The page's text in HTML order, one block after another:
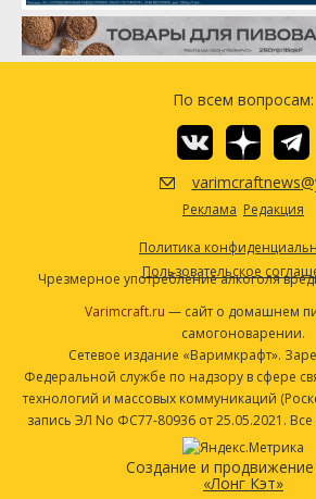
По всем вопросам:
Реклама Редакция
Политика
Пользовательское
Чрезмерное употребление алкоголя
Varimcraft.ru — сайт о домашнем
самогоноварении.
Сетевое издание «Варимкрафт».
Федеральной службе по надзору в сфере
технологий и массовых коммуникаций
запись ЭЛ No ФС77-80936 от 25.05.2021.
Создание и продвижение
«Лонг Кэт»